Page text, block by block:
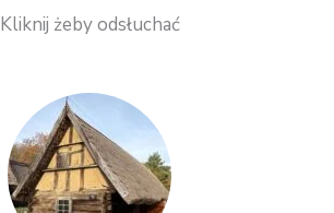
Kliknij żeby odsłuchać